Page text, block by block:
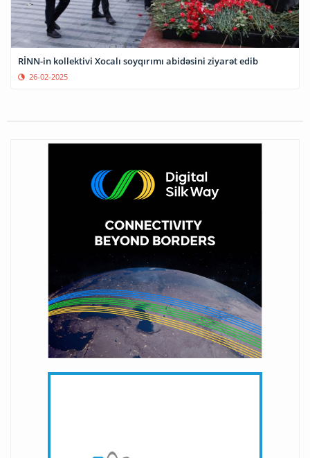
RİNN-in kollektivi Xocalı soyqırımı abidəsini ziyarət edib
26-02-2025